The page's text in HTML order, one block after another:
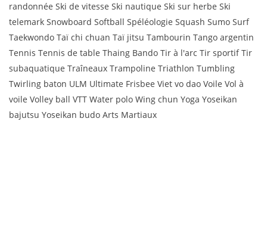
randonnée Ski de vitesse Ski nautique Ski sur herbe Ski
telemark Snowboard Softball Spéléologie Squash Sumo Surf
Taekwondo Taï chi chuan Taï jitsu Tambourin Tango argentin
Tennis Tennis de table Thaing Bando Tir à l'arc Tir sportif Tir
subaquatique Traîneaux Trampoline Triathlon Tumbling
Twirling baton ULM Ultimate Frisbee Viet vo dao Voile Vol à
voile Volley ball VTT Water polo Wing chun Yoga Yoseikan
bajutsu Yoseikan budo Arts Martiaux